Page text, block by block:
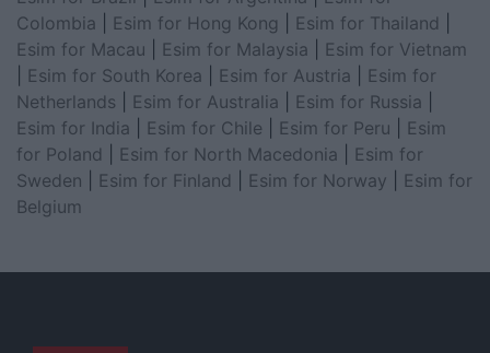
Colombia
Esim for Hong Kong Esim for Thailand
Esim for Macau
Esim for Malaysia
Esim for Vietnam
Esim for South Korea Esim for Austria
Esim for
Netherlands
Esim for Australia Esim for Russia
Esim for India
Esim for Chile Esim for Peru
Esim
for Poland
Esim for North Macedonia
Esim for
Sweden
Esim for Finland Esim for Norway
Esim for
Belgium